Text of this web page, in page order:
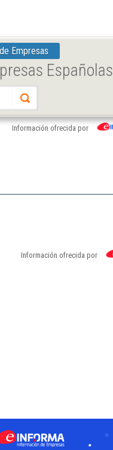
Empresas
Españolas
Información ofrecida por
Información ofrecida por